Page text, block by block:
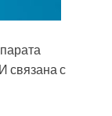
связана с